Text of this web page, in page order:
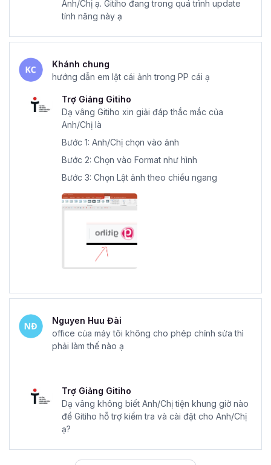
Anh/Chị ạ. Gitiho đang trong quá trình update
tính năng này ạ
Khánh chung
hướng dẫn em lật cái ảnh trong PP cái ạ
Trợ Giảng Gitiho
Dạ vâng Gitiho xin giải đáp thắc mắc của
Anh/Chị là
Bước 1: Anh/Chị chọn vào ảnh
Bước 2: Chọn vào Format như hình
Bước 3: Chọn Lật ảnh theo chiều ngang
Nguyen Huu Đài
office của máy tôi không cho phép chỉnh sửa thì
phải làm thế nào ạ
Trợ Giảng Gitiho
Dạ vâng không biết Anh/Chị tiện khung giờ nào
để Gitiho hỗ trợ kiểm tra và cài đặt cho Anh/Chị
ạ?